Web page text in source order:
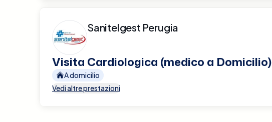
Sanitelgest Perugia
Visita Cardiologica (medico a Domicilio)
A domicilio
Vedi altre prestazioni